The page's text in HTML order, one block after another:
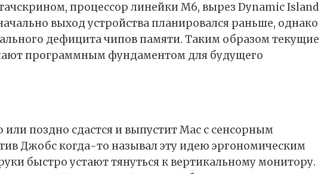
процессор линейки M6, вырез Dynamic Island
выход устройства планировался раньше, однако
дефицита чипов памяти. Таким образом текущие
программным фундаментом для будущего
или поздно сдастся и выпустит Mac с сенсорным
Джобс когда-то называл эту идею эргономическим
быстро устают тянуться к вертикальному монитору.